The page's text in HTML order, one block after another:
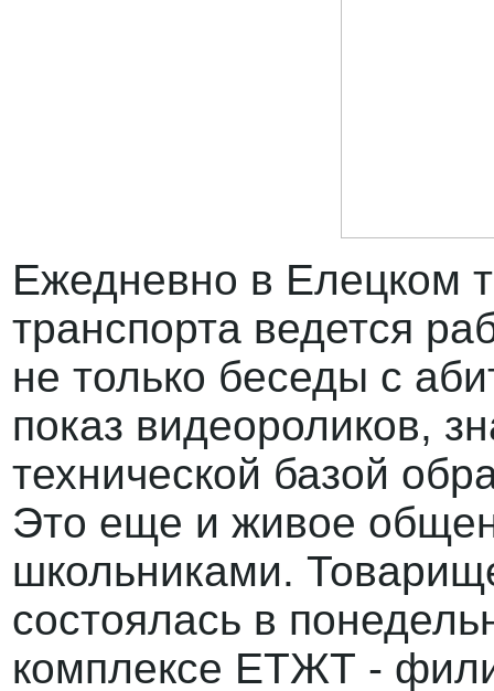
Ежедневно в Елецком
транспорта ведется
не только беседы с
показ видеороликов,
технической базой
Это еще и живое
школьниками.
состоялась в
комплексе ЕТЖТ -